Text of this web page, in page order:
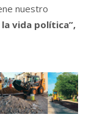
nuestro
vida política”,